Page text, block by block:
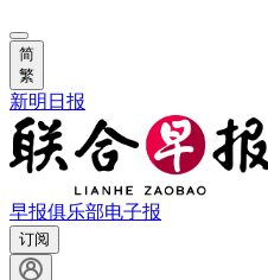
简
繁
新明日报
早报俱乐部电子报
订阅